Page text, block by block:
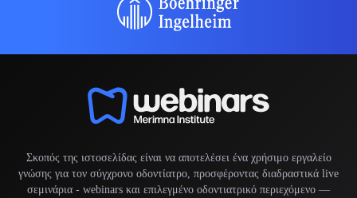
Σκοπός της ιστοσελίδας είναι να αποτελέσει ένα χρήσιμο εργαλείο
γνώσης για τον σύγχρονο οδοντίατρο, προσφέροντας διαδραστικά live
σεμινάρια - webinars και επιλεγμένο οδοντιατρικό περιεχόμενο —